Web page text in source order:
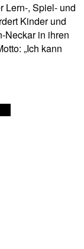
Lern-, Spiel- und
Kinder und
Neckar in ihren
„Ich kann